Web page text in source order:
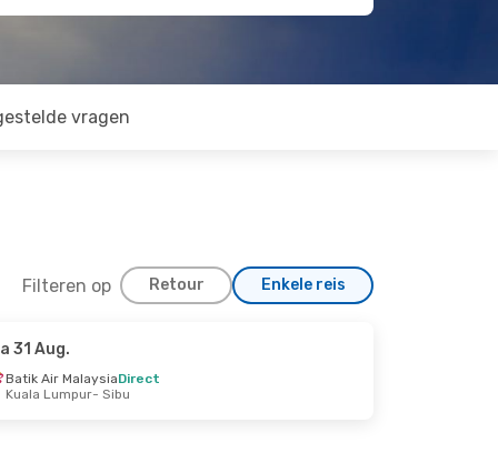
vragen
Filteren op Retour Enkele reis
31 Aug.
Batik Air MalaysiaDirect
Kuala Lumpur- Sibu